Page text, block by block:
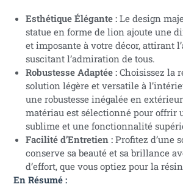
Esthétique Élégante : Le design
statue en forme de lion ajoute une
et imposante à votre décor, attirant
suscitant l’admiration de tous.
Robustesse Adaptée : Choisissez la
solution légère et versatile à
une robustesse inégalée en
matériau est sélectionné pour offrir
sublime et une fonctionnalité
Facilité d’Entretien : Profitez d’une
conserve sa beauté et sa brillance
d’effort, que vous optiez pour la
En Résumé :